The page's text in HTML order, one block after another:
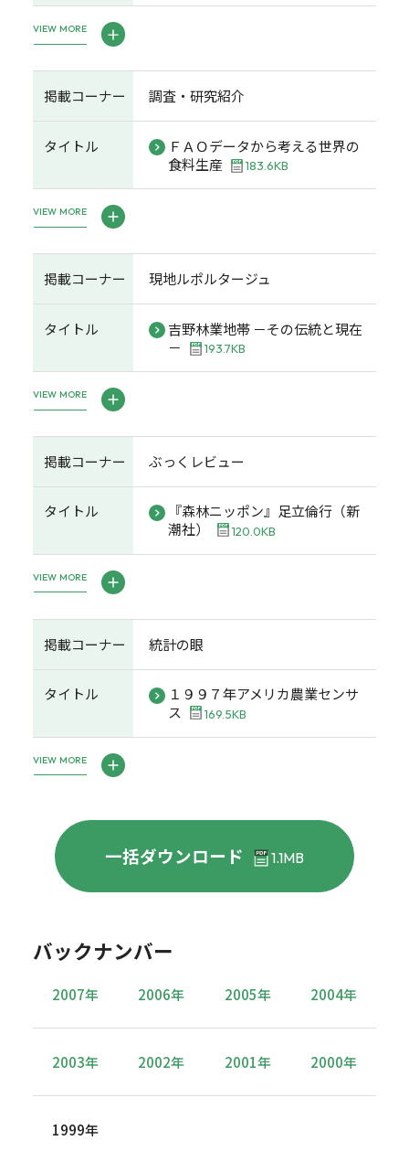
VIEW MORE
掲載コーナー 調査・研究紹介
タイトル
ＦＡＯデータから考える世界の
食料生産
183.6KB
VIEW MORE
掲載コーナー 現地ルポルタージュ
タイトル
吉野林業地帯 －その伝統と現在
－
193.7KB
VIEW MORE
掲載コーナー ぶっくレビュー
タイトル
『森林ニッポン』足立倫行（新
潮社）
120.0KB
VIEW MORE
掲載コーナー 統計の眼
タイトル
１９９７年アメリカ農業センサ
ス
169.5KB
VIEW MORE
一括ダウンロード 1.1MB
バックナンバー
2007年 2006年 2005年 2004年
2003年 2002年 2001年 2000年
1999年